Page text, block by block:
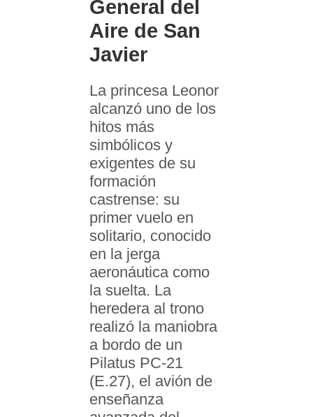
General del
Aire de San
Javier
La princesa Leonor
alcanzó uno de los
hitos más
simbólicos y
exigentes de su
formación
castrense: su
primer vuelo en
solitario, conocido
en la jerga
aeronáutica como
la suelta. La
heredera al trono
realizó la maniobra
a bordo de un
Pilatus PC‑21
(E.27), el avión de
enseñanza